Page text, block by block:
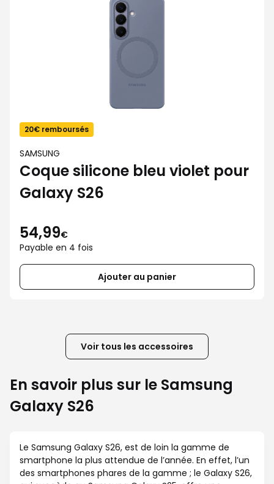
20€ remboursés
SAMSUNG
Coque silicone bleu violet pour
Galaxy S26
54,99€
Payable en 4 fois
Ajouter au panier
Voir tous les accessoires
En savoir plus sur le Samsung
Galaxy S26
Le Samsung Galaxy S26, est de loin la gamme de
smartphone la plus attendue de l’année. En effet, l’un
des smartphones phares de la gamme ; le Galaxy S26,